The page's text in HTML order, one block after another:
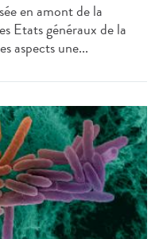
en amont de la
Etats généraux de la
aspects une...